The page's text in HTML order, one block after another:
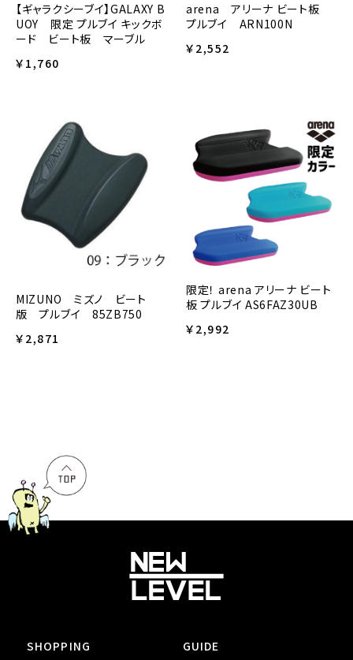
【ギャラクシーブイ】GALAXY B
UOY 限定 プルブイ キックボ
ード ビート板 マーブル
￥1,760
arena アリーナ ビート板
プルブイ ARN100N
￥2,552
MIZUNO ミズノ ビート
版 プルブイ 85ZB750
￥2,871
限定！ arena アリーナ ビート
板 プルブイ AS6FAZ30UB
￥2,992
SHOPPING GUIDE